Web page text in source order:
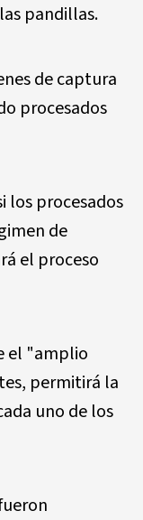
pandillas.
de captura
procesados
los procesados
de
el proceso
el "amplio
permitirá la
uno de los